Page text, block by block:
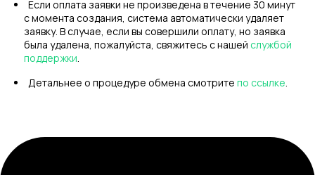
Если оплата заявки не произведена в течение 30 минут
с момента создания, система автоматически удаляет
заявку. В случае, если вы совершили оплату, но заявка
была удалена, пожалуйста, свяжитесь с нашей службой
поддержки.
Детальнее о процедуре обмена смотрите по ссылке.